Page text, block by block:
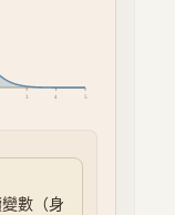
3 4 5
數（身